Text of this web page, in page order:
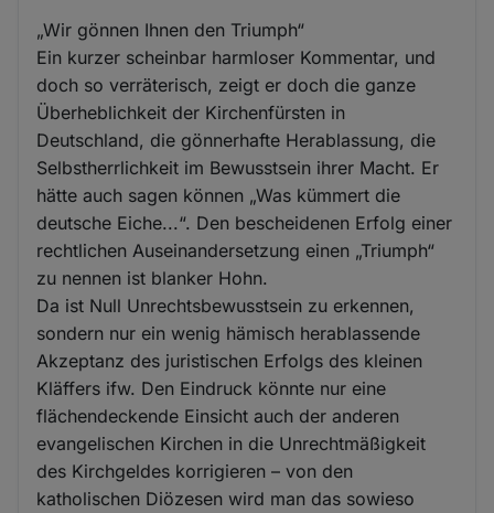
„Wir gönnen Ihnen den Triumph“
Ein kurzer scheinbar harmloser Kommentar, und
doch so verräterisch, zeigt er doch die ganze
Überheblichkeit der Kirchenfürsten in
Deutschland, die gönnerhafte Herablassung, die
Selbstherrlichkeit im Bewusstsein ihrer Macht. Er
hätte auch sagen können „Was kümmert die
deutsche Eiche...“. Den bescheidenen Erfolg einer
rechtlichen Auseinandersetzung einen „Triumph“
zu nennen ist blanker Hohn.
Da ist Null Unrechtsbewusstsein zu erkennen,
sondern nur ein wenig hämisch herablassende
Akzeptanz des juristischen Erfolgs des kleinen
Kläffers ifw. Den Eindruck könnte nur eine
flächendeckende Einsicht auch der anderen
evangelischen Kirchen in die Unrechtmäßigkeit
des Kirchgeldes korrigieren – von den
katholischen Diözesen wird man das sowieso